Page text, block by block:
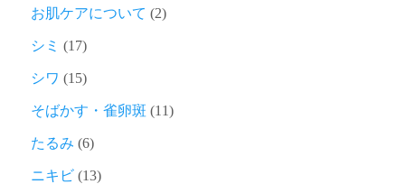
お肌ケアについて (2)
シミ (17)
シワ (15)
そばかす・雀卵斑 (11)
たるみ (6)
ニキビ (13)